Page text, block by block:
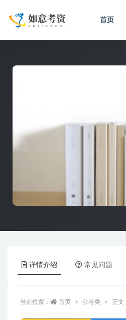
首页
详情介绍 常见问题
当前位置： 首页 公考类 正文